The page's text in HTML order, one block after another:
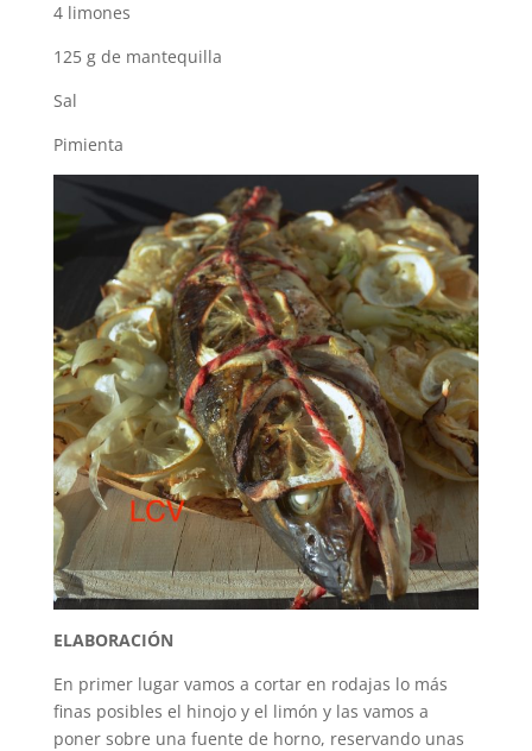
4 limones
125 g de mantequilla
Sal
Pimienta
ELABORACIÓN
En primer lugar vamos a cortar en rodajas lo más
finas posibles el hinojo y el limón y las vamos a
poner sobre una fuente de horno, reservando unas